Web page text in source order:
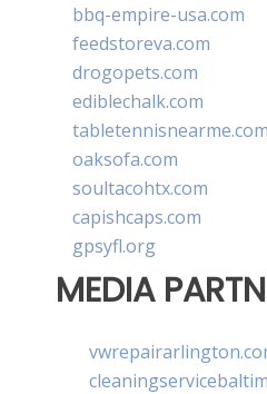
bbq-empire-usa.com
feedstoreva.com
drogopets.com
ediblechalk.com
tabletennisnearme.com
oaksofa.com
soultacohtx.com
capishcaps.com
gpsyfl.org
MEDIA